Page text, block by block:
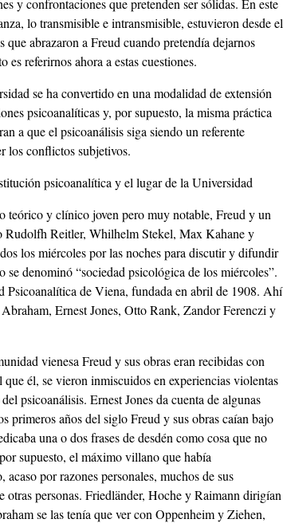
y confrontaciones que pretenden ser sólidas. En este
lo transmisible e intransmisible, estuvieron desde el
que abrazaron a Freud cuando pretendía dejarnos
referirnos ahora a estas cuestiones.
se ha convertido en una modalidad de extensión
psicoanalíticas y, por supuesto, la misma práctica
a que el psicoanálisis siga siendo un referente
los conflictos subjetivos.
psicoanalítica y el lugar de la Universidad
teórico y clínico joven pero muy notable, Freud y un
Rudolfh Reitler, Whilhelm Stekel, Max Kahane y
los miércoles por las noches para discutir y difundir
se denominó “sociedad psicológica de los miércoles”.
Psicoanalítica de Viena, fundada en abril de 1908. Ahí
Ernest Jones, Otto Rank, Zandor Ferenczi y
vienesa Freud y sus obras eran recibidas con
él, se vieron inmiscuidos en experiencias violentas
psicoanálisis. Ernest Jones da cuenta de algunas
primeros años del siglo Freud y sus obras caían bajo
una o dos frases de desdén como cosa que no
supuesto, el máximo villano que había
por razones personales, muchos de sus
otras personas. Friedländer, Hoche y Raimann dirigían
se las tenía que ver con Oppenheim y Ziehen,